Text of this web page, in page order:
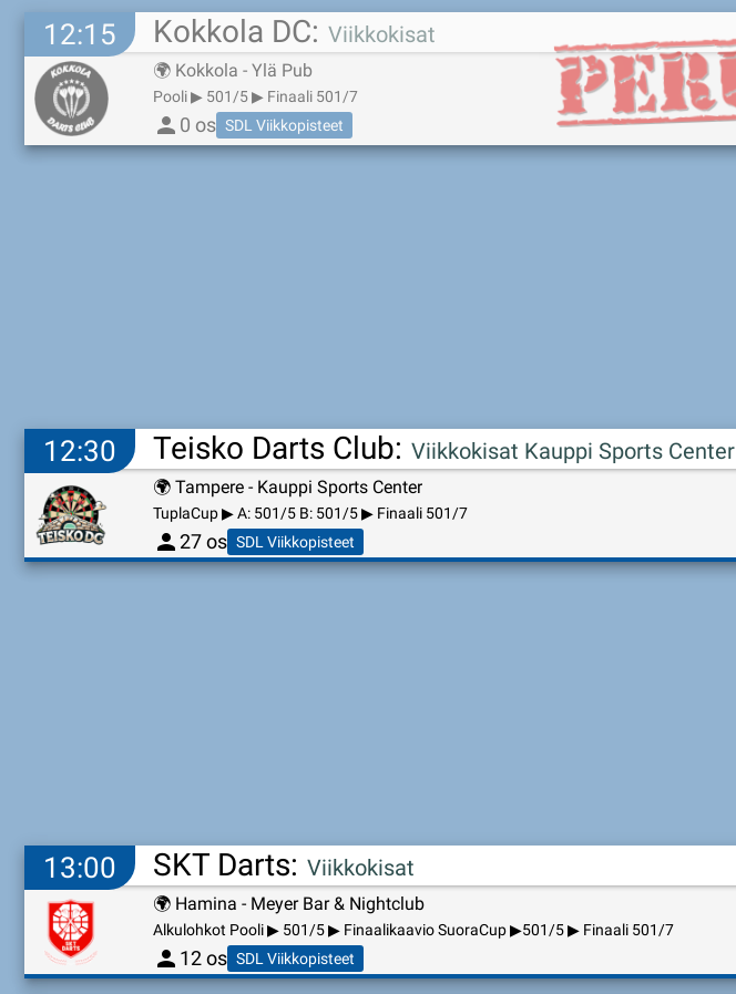
12:15 Kokkola DC: Viikkokisat
🌍 Kokkola - Ylä Pub
Pooli ▶ 501/5 ▶ Finaali 501/7
person 0 os SDL Viikkopisteet
12:30 Teisko Darts Club: Viikkokisat Kauppi Sports Center
🌍 Tampere - Kauppi Sports Center
TuplaCup ▶ A: 501/5 B: 501/5 ▶ Finaali 501/7
person27 os SDL Viikkopisteet
13:00 SKT Darts: Viikkokisat
🌍 Hamina - Meyer Bar & Nightclub
Alkulohkot Pooli ▶ 501/5 ▶ Finaalikaavio SuoraCup ▶501/5 ▶ Finaali 501/7
person 12 os SDL Viikkopisteet